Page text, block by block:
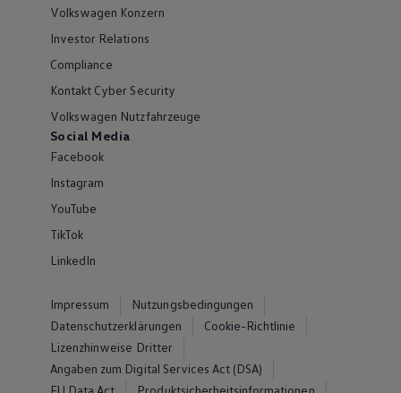
Volkswagen Konzern
Investor Relations
Compliance
Kontakt Cyber Security
Volkswagen Nutzfahrzeuge
Social Media
Facebook
Instagram
YouTube
TikTok
LinkedIn
Impressum
Nutzungsbedingungen
Datenschutzerklärungen
Cookie-Richtlinie
Lizenzhinweise Dritter
Angaben zum Digital Services Act (DSA)
EU Data Act
Produktsicherheitsinformationen